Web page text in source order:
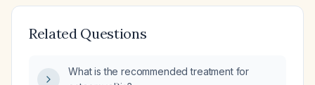
Related Questions
What is the recommended treatment for